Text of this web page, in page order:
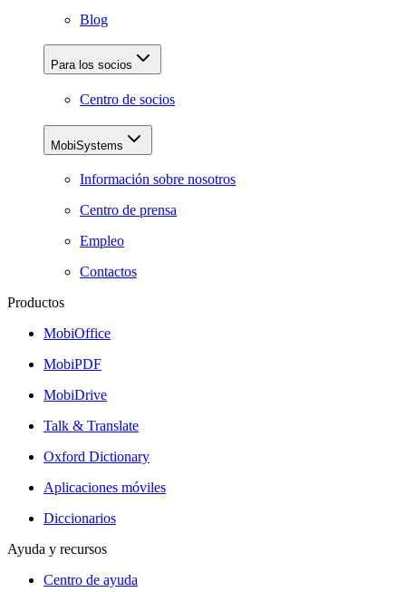
Blog
Para los socios
Centro de socios
MobiSystems
Información sobre nosotros
Centro de prensa
Empleo
Contactos
Productos
MobiOffice
MobiPDF
MobiDrive
Talk & Translate
Oxford Dictionary
Aplicaciones móviles
Diccionarios
Ayuda y recursos
Centro de ayuda